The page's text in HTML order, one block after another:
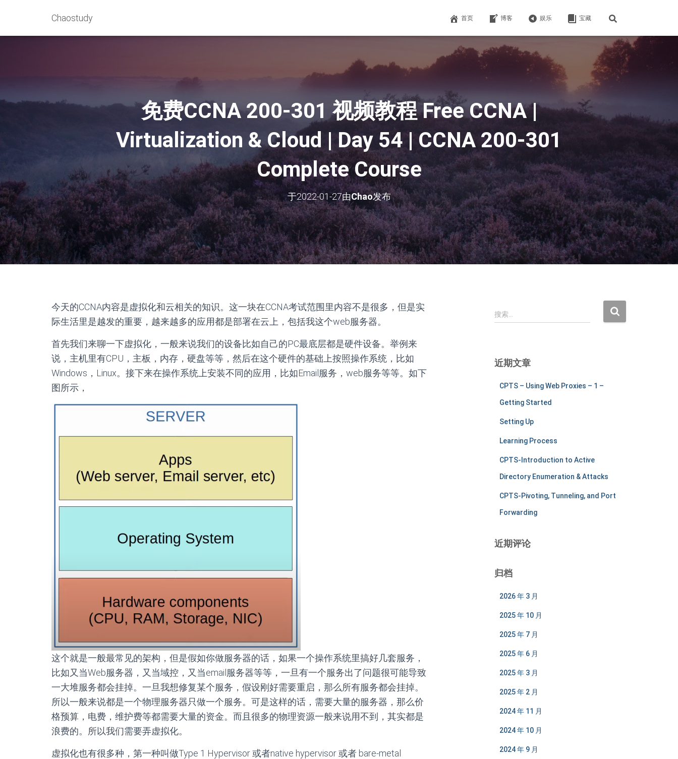
Chaostudy 首页 博客 娱乐 宝藏
免费CCNA 200-301 视频教程 Free CCNA |
Virtualization & Cloud | Day 54 | CCNA 200-301
Complete Course
于2022-01-27由Chao发布
今天的CCNA内容是虚拟化和云相关的知识。这一块在CCNA考试范围里内容不是很多，但是实
际生活里是越发的重要，越来越多的应用都是部署在云上，包括我这个web服务器。
首先我们来聊一下虚拟化，一般来说我们的设备比如自己的PC最底层都是硬件设备。举例来
说，主机里有CPU，主板，内存，硬盘等等，然后在这个硬件的基础上按照操作系统，比如
Windows，Linux。接下来在操作系统上安装不同的应用，比如Email服务，web服务等等。如下
图所示，
这个就是一般最常见的架构，但是假如你做服务器的话，如果一个操作系统里搞好几套服务，
比如又当Web服务器，又当域控，又当email服务器等等，一旦有一个服务出了问题很可能导致
一大堆服务都会挂掉。一旦我想修复某个服务，假设刚好需要重启，那么所有服务都会挂掉。
所以一般来说都是一个物理服务器只做一个服务。可是这样的话，需要大量的服务器，那么价
格预算，电费，维护费等都需要大量的资金。而且很多的物理资源一般来说用不到，其实都是
浪费的。所以我们需要弄虚拟化。
虚拟化也有很多种，第一种叫做Type 1 Hypervisor 或者native hypervisor 或者 bare-metal
搜
索
搜索…
近期文章
CPTS – Using Web Proxies – 1 –
Getting Started
Setting Up
Learning Process
CPTS-Introduction to Active
Directory Enumeration & Attacks
CPTS-Pivoting, Tunneling, and Port
Forwarding
近期评论
归档
2026 年 3 月
2025 年 10 月
2025 年 7 月
2025 年 6 月
2025 年 3 月
2025 年 2 月
2024 年 11 月
2024 年 10 月
2024 年 9 月